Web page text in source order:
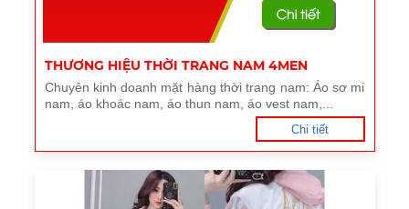
THƯƠNG HIỆU THỜI TRANG NAM 4MEN
Chuyên kinh doanh mặt hàng thời trang nam: Áo sơ mi
nam, áo khoác nam, áo thun nam, áo vest nam,...
Chi tiết